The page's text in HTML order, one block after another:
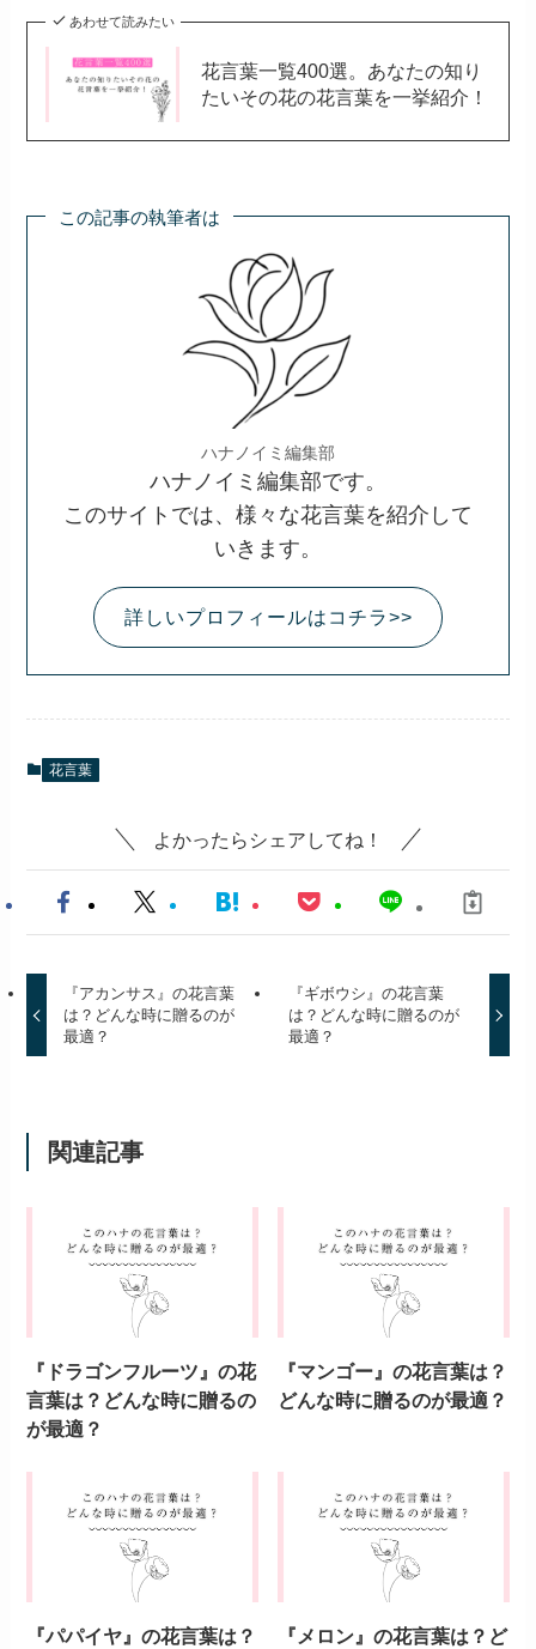
あわせて読みたい
花言葉一覧400選。あなたの知り
たいその花の花言葉を一挙紹介！
この記事の執筆者は
ハナノイミ編集部
ハナノイミ編集部です。
このサイトでは、様々な花言葉を紹介して
いきます。
詳しいプロフィールはコチラ>>
花言葉
よかったらシェアしてね！
『アカンサス』の花言葉
は？どんな時に贈るのが
最適？
『ギボウシ』の花言葉
は？どんな時に贈るのが
最適？
関連記事
『ドラゴンフルーツ』の花
言葉は？どんな時に贈るの
が最適？
『マンゴー』の花言葉は？
どんな時に贈るのが最適？
『パパイヤ』の花言葉は？
『メロン』の花言葉は？ど